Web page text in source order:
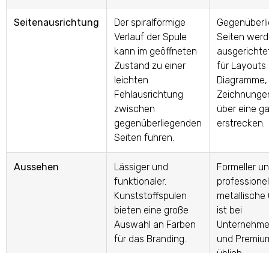
Seitenausrichtung
Der spiralförmige
Verlauf der Spule
kann im geöffneten
Zustand zu einer
leichten
Fehlausrichtung
zwischen
gegenüberliegenden
Seiten führen.
Seiten
für Layouts
über eine
erstrecken.
Aussehen
Lässiger und
funktionaler.
Kunststoffspulen
bieten eine große
Auswahl an Farben
für das Branding.
Formeller
metallische
ist bei
und